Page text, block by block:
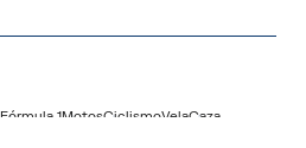
Fórmula 1MotosCiclismoVelaCaza